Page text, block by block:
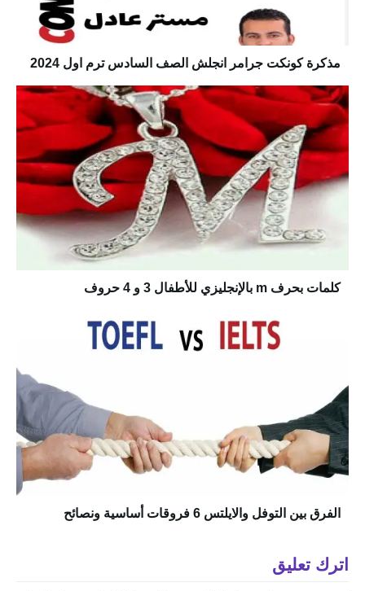
مذكرة كونكت جرامر انجلش الصف السادس ترم اول 2024
كلمات بحرف m بالإنجليزي للأطفال 3 و 4 حروف
الفرق بين التوفل والايلتس 6 فروقات أساسية ونصائح
اترك تعليق